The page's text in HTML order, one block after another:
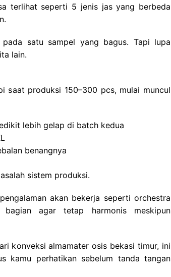
terlihat seperti 5 jenis jas yang berbeda
satu sampel yang bagus. Tapi lupa
lain.
saat produksi 150–300 pcs, mulai muncul
lebih gelap di batch kedua
benangnya
sistem produksi.
akan bekerja seperti orchestra
bagian agar tetap harmonis meskipun
konveksi almamater osis bekasi timur, ini
kamu perhatikan sebelum tanda tangan